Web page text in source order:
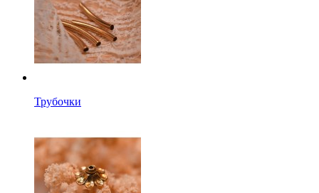
Трубочки